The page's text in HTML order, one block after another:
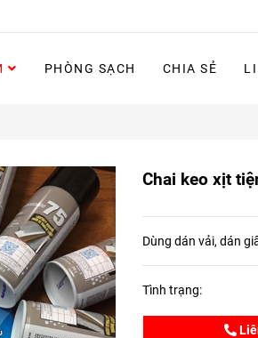
PHÒNG SẠCH CHIA SẺ
Chai keo xịt
Dùng dán vải, dán
Tình trạng: